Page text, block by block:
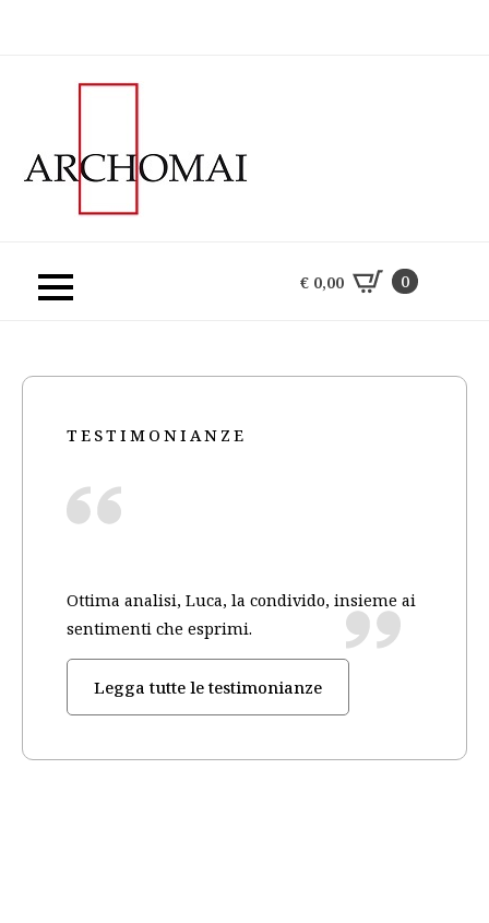
€ 0,00 0
TESTIMONIANZE
Ottima analisi, Luca, la condivido, insieme ai
sentimenti che esprimi.
Legga tutte le testimonianze